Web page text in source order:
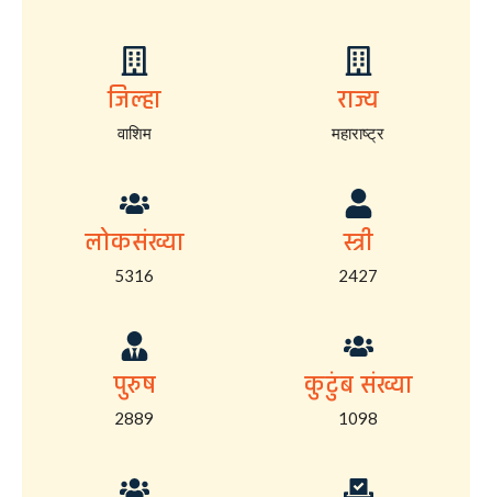
जिल्हा
वाशिम
राज्य
महाराष्ट्र
लोकसंख्या
5316
स्त्री
2427
पुरुष
2889
कुटुंब संख्या
1098